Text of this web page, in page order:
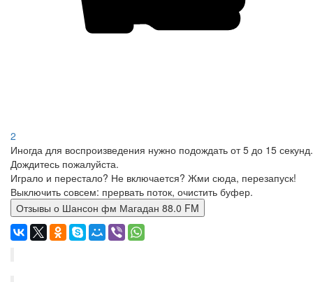
2
Иногда для воспроизведения нужно подождать от 5 до 15 секунд.
Дождитесь пожалуйста.
Играло и перестало? Не включается? Жми сюда, перезапуск!
Выключить совсем: прервать поток, очистить буфер.
Отзывы о Шансон фм Магадан 88.0 FM